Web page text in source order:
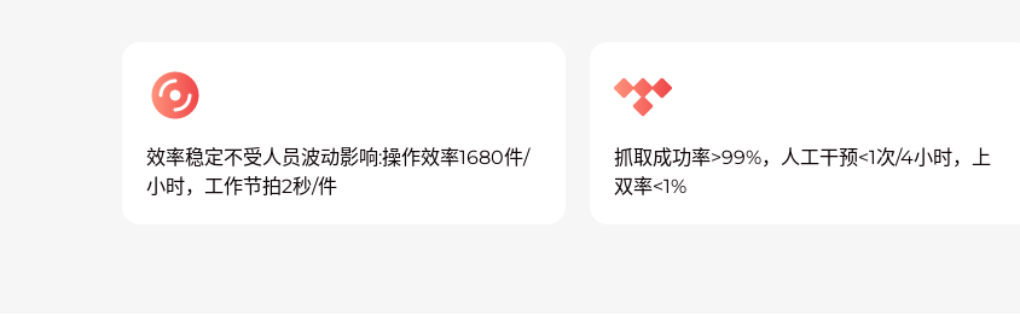
效率稳定不受人员波动影响:操作效率1680件/
小时，工作节拍2秒/件
抓取成功率>99%，人工干预<1次/4小时，上
双率<1%